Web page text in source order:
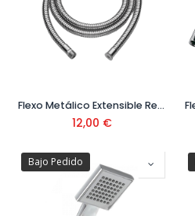
Flexo Metálico Extensible Ref.134215020
12,00 €
Bajo Pedido